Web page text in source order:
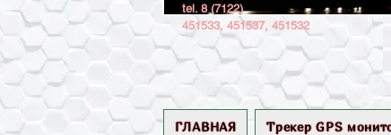
tel. 8 (7122)
451533, 451537, 451532
ГЛАВНАЯ Трекер GPS